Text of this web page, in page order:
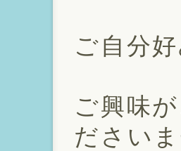
ご自分
ご興味
ださい